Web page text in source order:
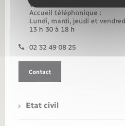
Seniors
Transports
Voirie et espace public
Vendredi de 14 h à 18 h 30
Accueil téléphonique :
Lundi, mardi, jeudi et
13 h 30 à 18 h
02 32 49 08 25
Contact
Etat civil